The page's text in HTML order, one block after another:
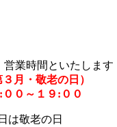
営業時間といたします
月・敬老の日）
０～１９:００
は敬老の日